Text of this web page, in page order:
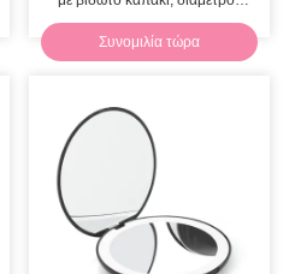
16mm, λευκό μπουκαλάκι
μάσκαρα
Συνομιλία τώρα